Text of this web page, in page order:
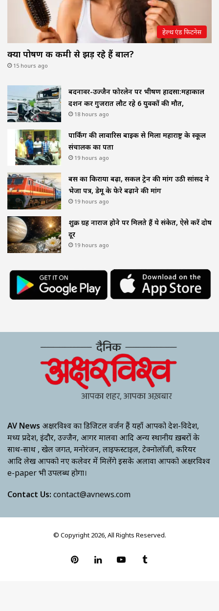
हेल्थ एंड फिटनेस
क्या पोषण की कमी से झड़ रहे हैं बाल?
15 hours ago
बदनावर-उज्जैन फोरलेन पर भीषण हादसा:महाकाल
दर्शन कर गुजरात लौट रहे 6 युवकों की मौत,
18 hours ago
पार्किंग की लावारिस बाइक से मिला महाराष्ट्र के स्कूल
संचालक का पता
19 hours ago
बस का किराया बढ़ा, सर्कल ट्रेन की मांग उठी सांसद ने
भेजा पत्र, डेमू के फेरे बढ़ाने की मांग
19 hours ago
शुक्र ग्रह नाराज होने पर मिलते हैं ये संकेत, ऐसे करें दोष
दूर
19 hours ago
AV News अक्षरविश्व का डिजिटल वर्जन हैं यहाँ आपको देश-विदेश,
मध्य प्रदेश, इंदौर, उज्जैन, आगर मालवा आदि अन्य स्थानीय ख़बरों के
साथ-साथ , खेल जगत, मनोरंजन, लाइफस्टाइल, टेक्नोलॉजी, करियर
आदि लेख आपको नए कलेवर में मिलेंगे इसके अलावा आपको अक्षरविश्व
e-paper भी उपलब्ध होगा।
Contact Us: contact@avnews.com
© Copyright 2026, All Rights Reserved.
PinterestLinkedInYouTubeTumblr